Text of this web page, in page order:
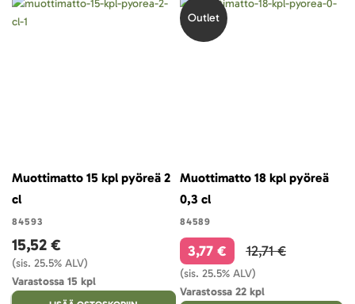
Muottimatto 15 kpl pyöreä 2
cl
84593
15,52 €
(sis. 25.5% ALV)
Varastossa 15 kpl
Outlet
Muottimatto 18 kpl pyöreä
0,3 cl
84589
3,77 € 12,71 €
(sis. 25.5% ALV)
Varastossa 22 kpl